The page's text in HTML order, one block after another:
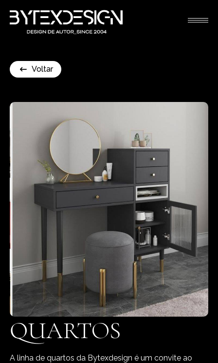
Voltar
QUARTOS
A linha de quartos da Bytexdesign é um convite ao